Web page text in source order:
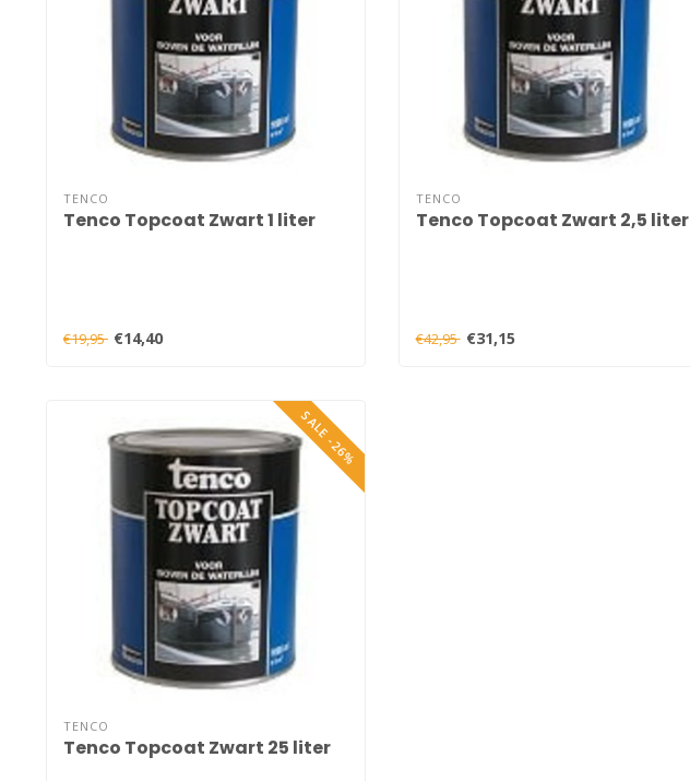
TENCO
Tenco Topcoat Zwart 1 liter
€19,95 €14,40
TENCO
Tenco Topcoat Zwart 2,5 liter
€42,95 €31,15
SALE -26%
TENCO
Tenco Topcoat Zwart 25 liter